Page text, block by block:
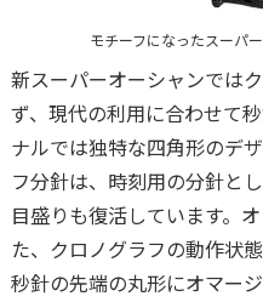
モチーフになったスーパ
新スーパーオーシャンでは
ず、現代の利用に合わせて
ナルでは独特な四角形のデ
フ分針は、時刻用の分針と
目盛りも復活しています。
た、クロノグラフの動作状
秒針の先端の丸形にオマー